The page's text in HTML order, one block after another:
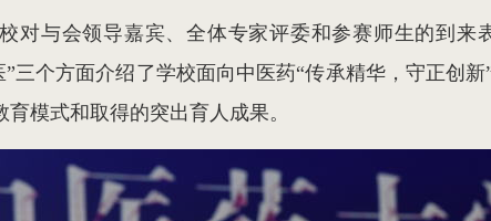
对与会领导嘉宾、全体专家评委和参赛师生的到来
”三个方面介绍了学校面向中医药“传承精华，守正创
模式和取得的突出育人成果。